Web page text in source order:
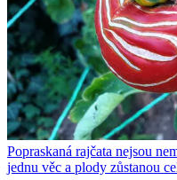
Popraskaná rajčata nejsou
jednu věc a plody zůstanou